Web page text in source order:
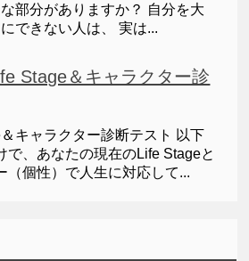
な部分がありますか？ 自分を大
できない人は、 実は...
Stage＆キャラクター診
キャラクター診断テスト 以下
で、あなたの現在のLife Stageと
（個性）で人生に対応して...